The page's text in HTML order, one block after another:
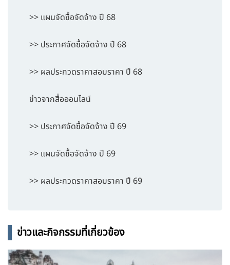
>> แผนจัดซื้อจัดจ้าง ปี 68
>> ประกาศจัดซื้อจัดจ้าง ปี 68
>> ผลประกวดราคาสอบราคา ปี 68
ข่าวจากสื่อออนไลน์
>> ประกาศจัดซื้อจัดจ้าง ปี 69
>> แผนจัดซื้อจัดจ้าง ปี 69
>> ผลประกวดราคาสอบราคา ปี 69
ข่าวและกิจกรรมที่เกี่ยวข้อง